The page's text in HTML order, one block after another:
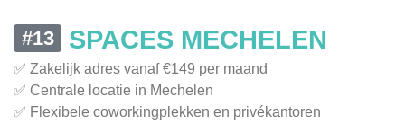
#13 SPACES MECHELEN
✅ Zakelijk adres vanaf €149 per maand
✅ Centrale locatie in Mechelen
✅ Flexibele coworkingplekken en privékantoren